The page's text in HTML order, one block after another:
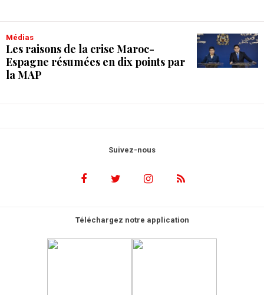
Médias
Les raisons de la crise Maroc-
Espagne résumées en dix points par
la MAP
Suivez-nous
Téléchargez notre application